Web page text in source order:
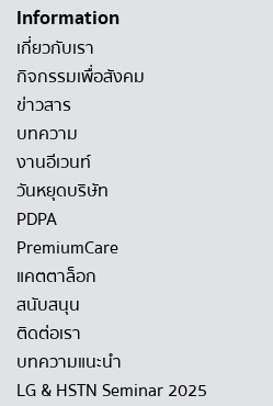
Information
เกี่ยวกับเรา
กิจกรรมเพื่อสังคม
ข่าวสาร
บทความ
งานอีเวนท์
วันหยุดบริษัท
PDPA
PremiumCare
แคตตาล็อก
สนับสนุน
ติดต่อเรา
บทความแนะนำ
LG & HSTN Seminar 2025